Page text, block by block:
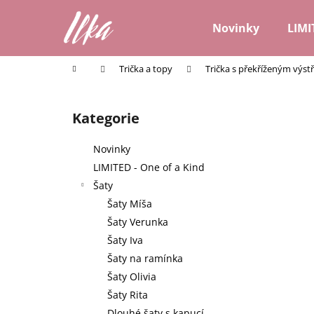
Novinky
Domů Trička a topy Trička s překříženým
Přeskočit
kategorie
Kategorie
Novinky
LIMITED - One of a Kind
Šaty
Šaty Míša
Šaty Verunka
Šaty Iva
Šaty na ramínka
Šaty Olivia
Šaty Rita
í
Zpět
do
Zpět
do